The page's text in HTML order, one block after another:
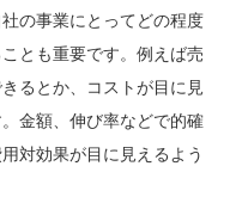
の事業にとってどの程度
とも重要です。例えば売
るとか、コストが目に見
金額、伸び率などで的確
対効果が目に見えるよう